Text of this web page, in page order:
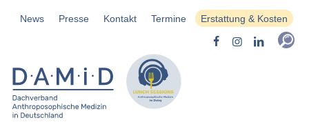
News Presse Kontakt Termine Erstattung & Kosten